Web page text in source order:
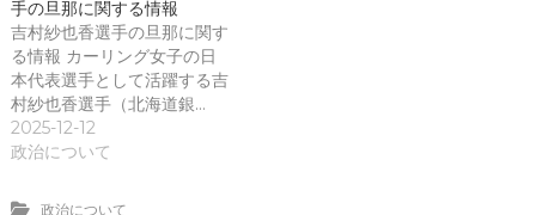
手の旦那に関する情報
吉村紗也香選手の旦那に関す
る情報 カーリング女子の日
本代表選手として活躍する吉
村紗也香選手（北海道銀…
2025-12-12
政治について
政治について